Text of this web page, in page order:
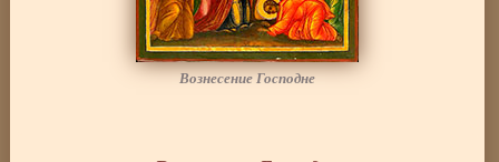
Вознесение Господне